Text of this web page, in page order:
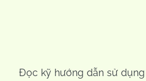
Đọc kỹ hướng dẫn sử